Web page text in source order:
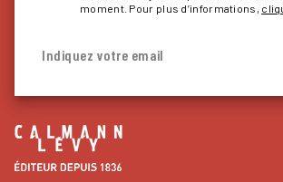
moment. Pour plus d’informations,
Indiquez votre email